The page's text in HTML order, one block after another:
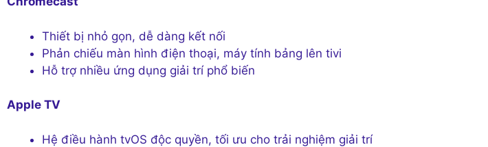
Thiết bị nhỏ gọn, dễ dàng kết nối
Phản chiếu màn hình điện thoại, máy tính bảng lên tivi
Hỗ trợ nhiều ứng dụng giải trí phổ biến
Apple TV
Hệ điều hành tvOS độc quyền, tối ưu cho trải nghiệm giải trí